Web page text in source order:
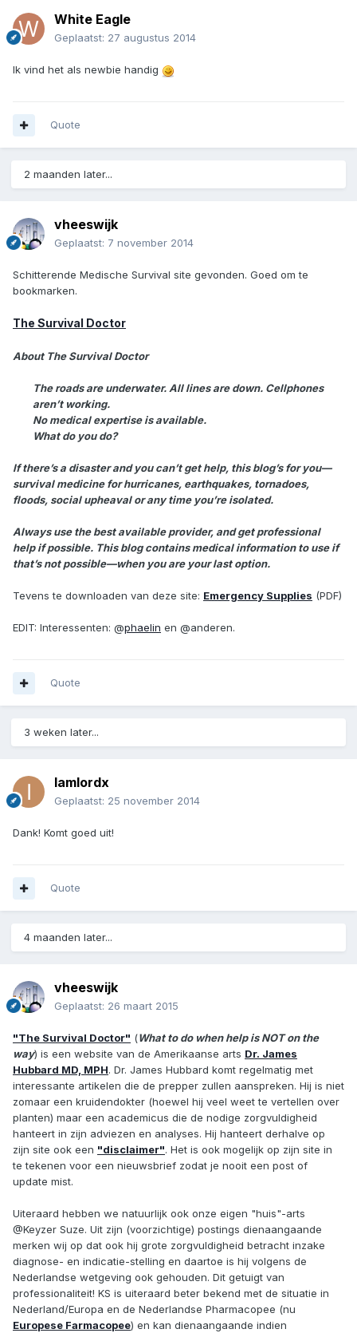
White Eagle
Geplaatst: 27 augustus 2014
Ik vind het als newbie handig
Quote
2 maanden later...
vheeswijk
Geplaatst: 7 november 2014
Schitterende Medische Survival site gevonden. Goed om te
bookmarken.
The Survival Doctor
About The Survival Doctor
The roads are underwater. All lines are down. Cellphones
aren’t working.
No medical expertise is available.
What do you do?
If there’s a disaster and you can’t get help, this blog’s for you—
survival medicine for hurricanes, earthquakes, tornadoes,
floods, social upheaval or any time you’re isolated.
Always use the best available provider, and get professional
help if possible. This blog contains medical information to use if
that’s not possible—when you are your last option.
Tevens te downloaden van deze site: Emergency Supplies (PDF)
EDIT: Interessenten: @phaelin en @anderen.
Quote
3 weken later...
Iamlordx
Geplaatst: 25 november 2014
Dank! Komt goed uit!
Quote
4 maanden later...
vheeswijk
Geplaatst: 26 maart 2015
"The Survival Doctor" (What to do when help is NOT on the
way) is een website van de Amerikaanse arts Dr. James
Hubbard MD, MPH. Dr. James Hubbard komt regelmatig met
interessante artikelen die de prepper zullen aanspreken. Hij is niet
zomaar een kruidendokter (hoewel hij veel weet te vertellen over
planten) maar een academicus die de nodige zorgvuldigheid
hanteert in zijn adviezen en analyses. Hij hanteert derhalve op
zijn site ook een "disclaimer". Het is ook mogelijk op zijn site in
te tekenen voor een nieuwsbrief zodat je nooit een post of
update mist.
Uiteraard hebben we natuurlijk ook onze eigen "huis"-arts
@Keyzer Suze. Uit zijn (voorzichtige) postings dienaangaande
merken wij op dat ook hij grote zorgvuldigheid betracht inzake
diagnose- en indicatie-stelling en daartoe is hij volgens de
Nederlandse wetgeving ook gehouden. Dit getuigt van
professionaliteit! KS is uiteraard beter bekend met de situatie in
Nederland/Europa en de Nederlandse Pharmacopee (nu
Europese Farmacopee) en kan dienaangaande indien